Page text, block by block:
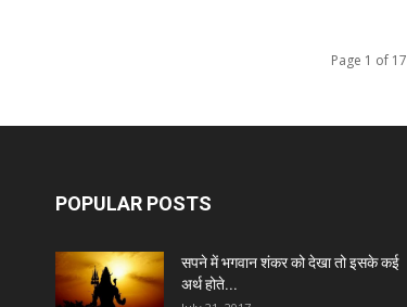
Page 1 of 17
POPULAR POSTS
सपने में भगवान शंकर को देखा तो इसके कई
अर्थ होते...